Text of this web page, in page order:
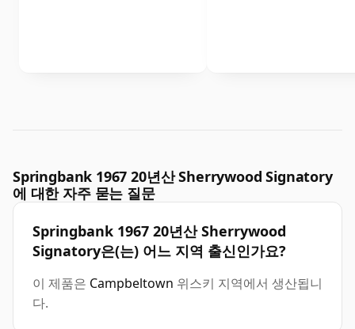
Springbank 1967 20년산 Sherrywood Signatory
에 대한 자주 묻는 질문
Springbank 1967 20년산 Sherrywood
Signatory은(는) 어느 지역 출신인가요?
이 제품은 Campbeltown 위스키 지역에서 생산됩니
다.